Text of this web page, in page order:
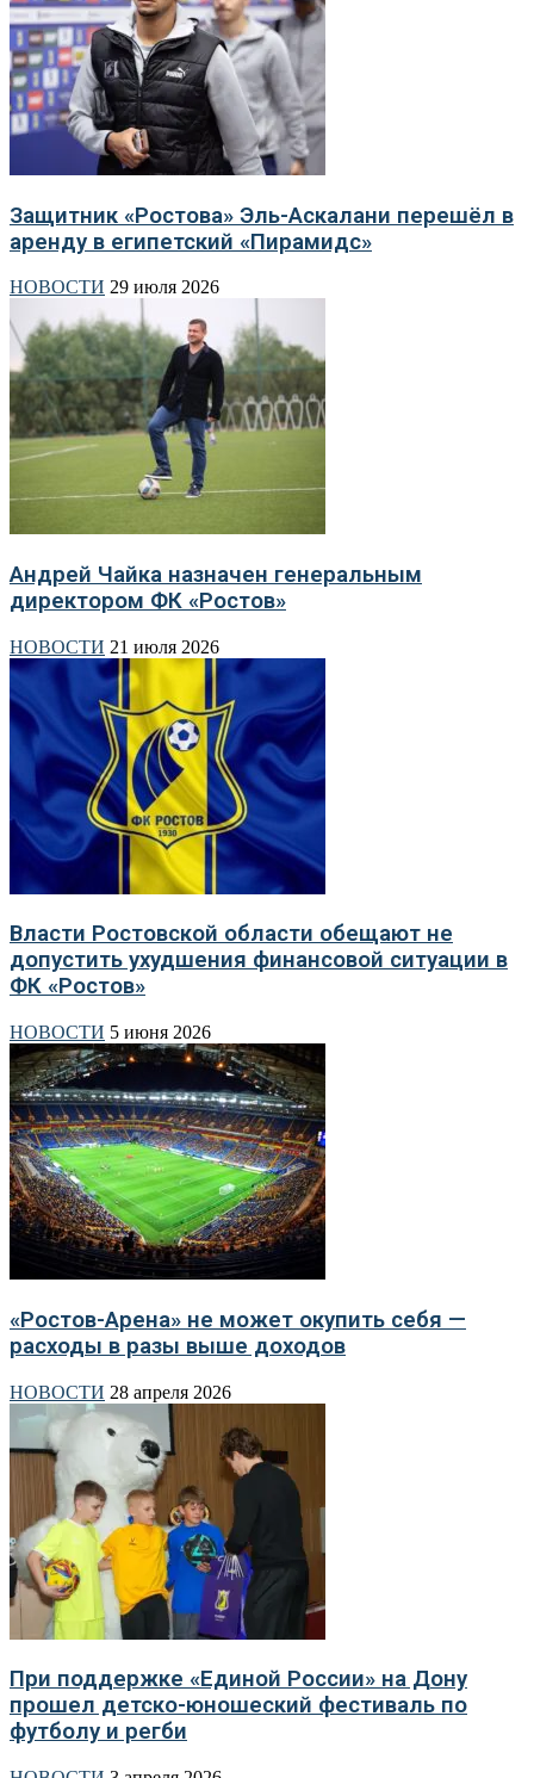
Защитник «Ростова» Эль-Аскалани перешёл в
аренду в египетский «Пирамидс»
НОВОСТИ 29 июля 2026
Андрей Чайка назначен генеральным
директором ФК «Ростов»
НОВОСТИ 21 июля 2026
Власти Ростовской области обещают не
допустить ухудшения финансовой ситуации в
ФК «Ростов»
НОВОСТИ 5 июня 2026
«Ростов-Арена» не может окупить себя —
расходы в разы выше доходов
НОВОСТИ 28 апреля 2026
При поддержке «Единой России» на Дону
прошел детско-юношеский фестиваль по
футболу и регби